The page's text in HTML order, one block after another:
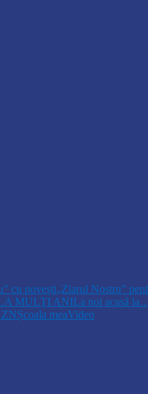
cu povești„Ziarul Nostru”
MULŢI ANILa noi acasă
ZNȘcoala meaVideo